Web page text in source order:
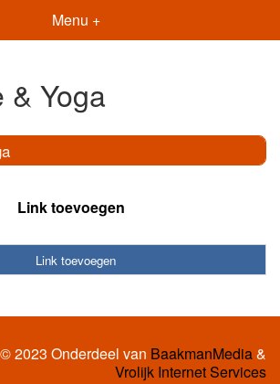
Menu +
& Yoga
Link toevoegen
Link toevoegen
2023 Onderdeel van BaakmanMedia&
Vrolijk Internet Services